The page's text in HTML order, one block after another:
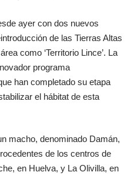
ayer con dos nuevos
de las Tierras Altas
como ‘Territorio Lince’. La
programa
han completado su etapa
el hábitat de esta
macho, denominado Damán,
de los centros de
en Huelva, y La Olivilla, en